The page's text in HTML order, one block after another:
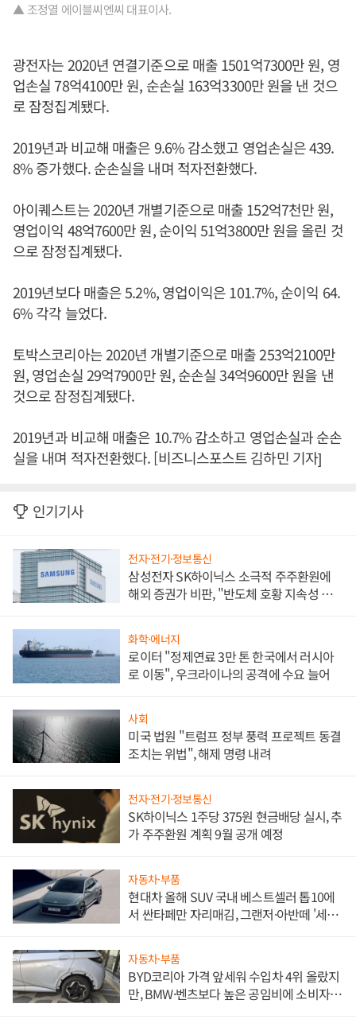
▲ 조정열 에이블씨엔씨 대표이사.
광전자는 2020년 연결기준으로 매출 1501억7300만 원, 영
업손실 78억4100만 원, 순손실 163억3300만 원을 낸 것으
로 잠정집계됐다.
2019년과 비교해 매출은 9.6% 감소했고 영업손실은 439.
8% 증가했다. 순손실을 내며 적자전환했다.
아이퀘스트는 2020년 개별기준으로 매출 152억7천만 원,
영업이익 48억7600만 원, 순이익 51억3800만 원을 올린 것
으로 잠정집계됐다.
2019년보다 매출은 5.2%, 영업이익은 101.7%, 순이익 64.
6% 각각 늘었다.
토박스코리아는 2020년 개별기준으로 매출 253억2100만
원, 영업손실 29억7900만 원, 순손실 34억9600만 원을 낸
것으로 잠정집계됐다.
2019년과 비교해 매출은 10.7% 감소하고 영업손실과 순손
실을 내며 적자전환했다. [비즈니스포스트 김하민 기자]
인기기사
전자·전기·정보통신
삼성전자 SK하이닉스 소극적 주주환원에
해외 증권가 비판, "반도체 호황 지속성 의
화학·에너지
로이터 "정제연료 3만 톤 한국에서 러시아
로 이동", 우크라이나의 공격에 수요 늘어
사회
미국 법원 "트럼프 정부 풍력 프로젝트 동결
조치는 위법", 해제 명령 내려
전자·전기·정보통신
SK하이닉스 1주당 375원 현금배당 실시, 추
가 주주환원 계획 9월 공개 예정
자동차·부품
현대차 올해 SUV 국내 베스트셀러 톱10에
서 싼타페만 자리매김, 그랜저·아반떼 '세단
자동차·부품
BYD코리아 가격 앞세워 수입차 4위 올랐지
만, BMW·벤츠보다 높은 공임비에 소비자